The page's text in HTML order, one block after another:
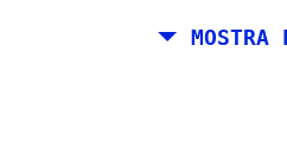
MOSTRA